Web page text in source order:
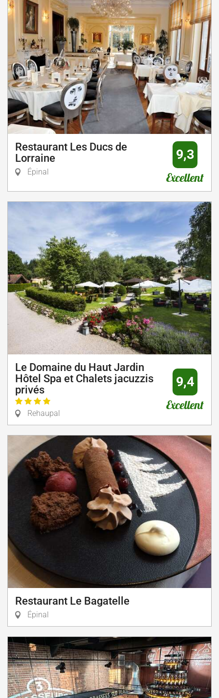
Restaurant Les Ducs de
Lorraine
Épinal
9,3
Excellent
Le Domaine du Haut Jardin
Hôtel Spa et Chalets jacuzzis
privés
Rehaupal
9,4
Excellent
Restaurant Le Bagatelle
Épinal